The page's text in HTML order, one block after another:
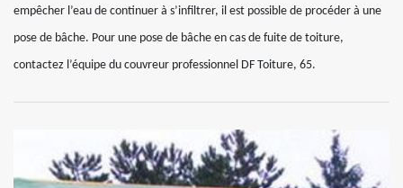
empêcher l’eau de continuer à s’infiltrer, il est possible de procéder à une
pose de bâche. Pour une pose de bâche en cas de fuite de toiture,
contactez l’équipe du couvreur professionnel DF Toiture, 65.